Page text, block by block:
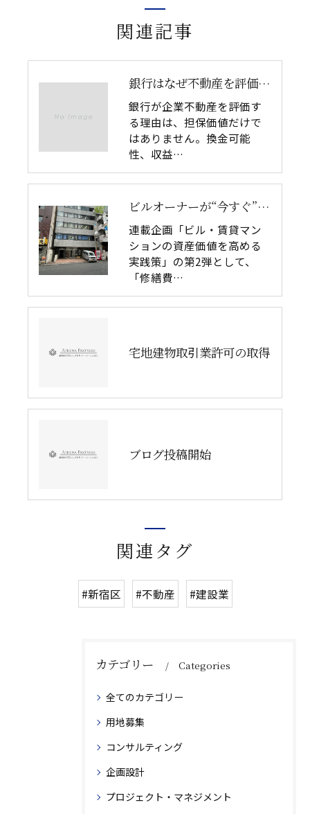
関連記事
銀行はなぜ不動産を評価するのか｜企業不動産と融資判断の関係
銀行が企業不動産を評価す
る理由は、担保価値だけで
はありません。換金可能
性、収益…
ビルオーナーが“今すぐ”押さえるべき3つのポイント
連載企画「ビル・賃貸マン
ションの資産価値を高める
実践策」の第2弾として、
「修繕費…
宅地建物取引業許可の取得
ブログ投稿開始
関連タグ
#新宿区 #不動産 #建設業
カテゴリー Categories
全てのカテゴリー
用地募集
コンサルティング
企画設計
プロジェクト・マネジメント